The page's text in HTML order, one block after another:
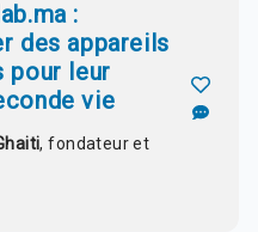
:
des appareils
pour leur
vie
, fondateur et